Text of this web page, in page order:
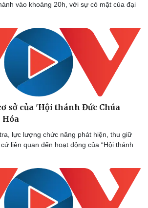
vào khoảng 20h, với sự có mặt của đại
sở của 'Hội thánh Đức Chúa
lực lượng chức năng phát hiện, thu giữ
liên quan đến hoạt động của “Hội thánh